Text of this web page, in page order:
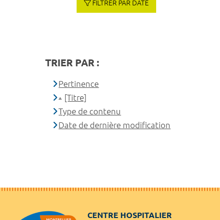
FILTRER PAR DATE
TRIER PAR :
Pertinence
[Titre]
Type de contenu
Date de dernière modification
CENTRE HOSPITALIER